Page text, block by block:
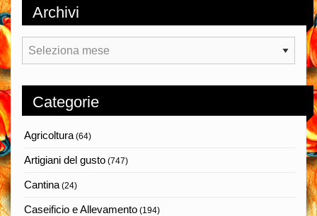
Archivi
Archivi
Categorie
Agricoltura (64)
Artigiani del gusto (747)
Cantina (24)
Caseificio e Allevamento (194)